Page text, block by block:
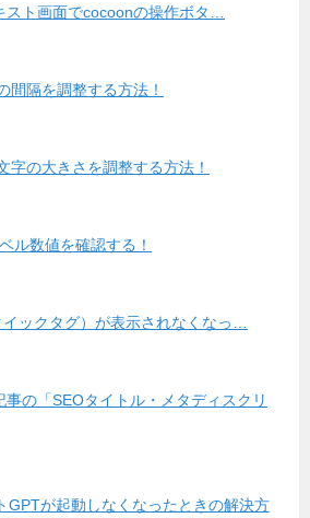
ト画面でcocoonの操作ボタ…
間隔を調整する方法！
字の大きさを調整する方法！
ル数値を確認する！
ックタグ）が表示されなくなっ…
の「SEOタイトル・メタディスクリ
GPTが起動しなくなったときの解決方